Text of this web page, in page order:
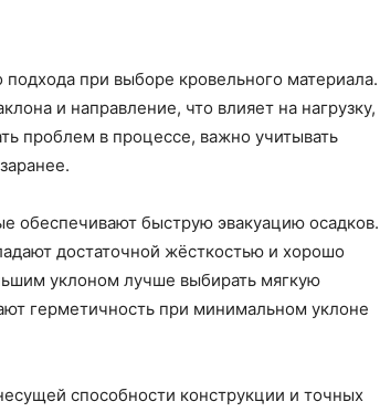
при выборе кровельного материала.
и направление, что влияет на нагрузку,
проблем в процессе, важно учитывать
обеспечивают быструю эвакуацию осадков.
достаточной жёсткостью и хорошо
уклоном лучше выбирать мягкую
герметичность при минимальном уклоне
способности конструкции и точных